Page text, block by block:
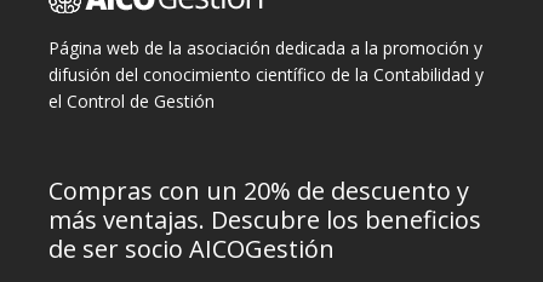
Página web de la asociación dedicada a la promoción y
difusión del conocimiento científico de la Contabilidad y
el Control de Gestión
Compras con un 20% de descuento y
más ventajas. Descubre los beneficios
de ser socio AICOGestión